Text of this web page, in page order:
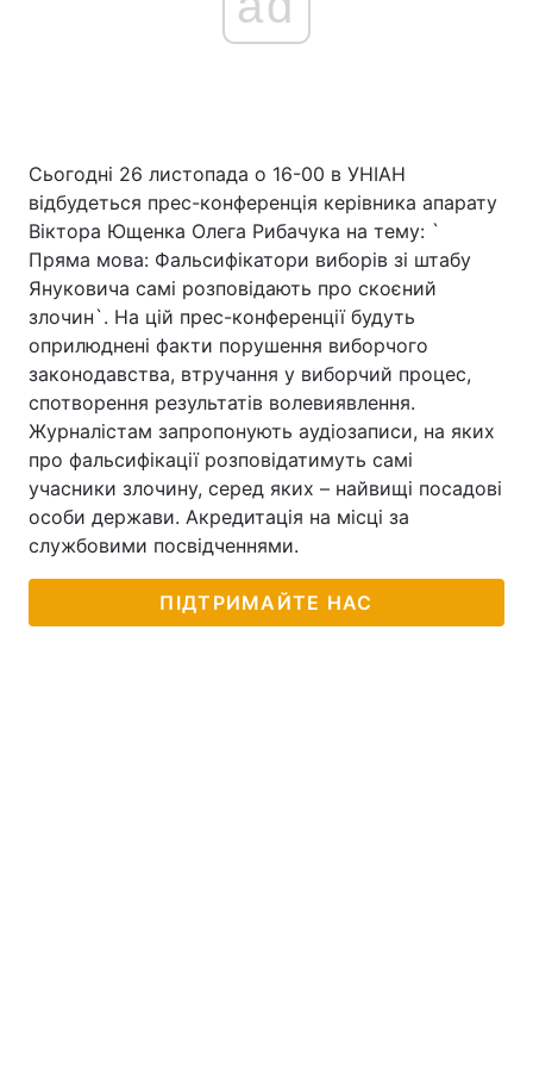
Сьогодні 26 листопада о 16-00 в УНІАН
відбудеться прес-конференція керівника апарату
Віктора Ющенка Олега Рибачука на тему: `
Пряма мова: Фальсифікатори виборів зі штабу
Януковича самі розповідають про скоєний
злочин`. На цій прес-конференції будуть
оприлюднені факти порушення виборчого
законодавства, втручання у виборчий процес,
спотворення результатів волевиявлення.
Журналістам запропонують аудіозаписи, на яких
про фальсифікації розповідатимуть самі
учасники злочину, серед яких – найвищі посадові
особи держави. Акредитація на місці за
службовими посвідченнями.
ПІДТРИМАЙТЕ НАС